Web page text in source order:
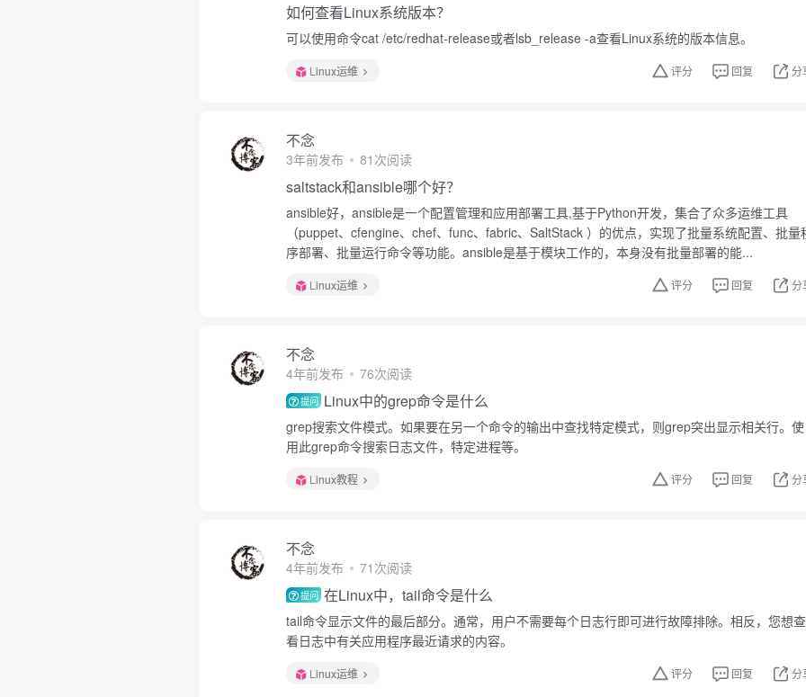
如何查看Linux系统版本？
可以使用命令cat /etc/redhat-release或者lsb_release -a查看Linux系统的版本信息。
Linux运维 评分 回复 分
不念
3年前发布 81次阅读
saltstack和ansible哪个好？
ansible好，ansible是一个配置管理和应用部署工具,基于Python开发，集合了众多运维工具
（puppet、cfengine、chef、func、fabric、SaltStack ）的优点，实现了批量系统配置、批量
序部署、批量运行命令等功能。ansible是基于模块工作的，本身没有批量部署的能...
Linux运维 评分 回复 分
不念
4年前发布 76次阅读
提问 Linux中的grep命令是什么
grep搜索文件模式。如果要在另一个命令的输出中查找特定模式，则grep突出显示相关行。使
用此grep命令搜索日志文件，特定进程等。
Linux教程 评分 回复 分
不念
4年前发布 71次阅读
提问 在Linux中，tail命令是什么
tail命令显示文件的最后部分。通常，用户不需要每个日志行即可进行故障排除。相反，您想查
看日志中有关应用程序最近请求的内容。
Linux运维 评分 回复 分